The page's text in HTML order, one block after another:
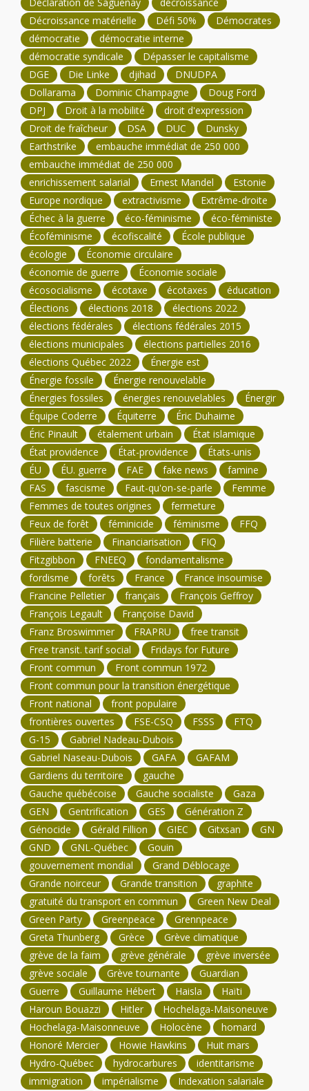
Décroissance matérielle
Défi 50%
Démocrates
démocratie
démocratie interne
démocratie syndicale
Dépasser le capitalisme
DGE
Die Linke djihad
DNUDPA
Dollarama
Dominic Champagne
Doug Ford
DPJ
Droit à la mobilité
droit d'expression
Droit de fraîcheur
DSA DUC
Dunsky
Earthstrike
embauche immédiat de 250 000
embauche immédiat de 250 000
enrichissement salarial
Ernest Mandel
Estonie
Europe nordique
extractivisme
Extrême-droite
Échec à la guerre
éco-féminisme
éco-féministe
Écoféminisme
écofiscalité
École publique
écologie
Économie circulaire
économie de guerre
Économie sociale
écosocialisme
écotaxe écotaxes
éducation
Élections
élections 2018
élections 2022
élections fédérales
élections fédérales 2015
élections municipales
élections partielles 2016
élections Québec 2022
Énergie est
Énergie fossile
Énergie renouvelable
Énergies fossiles
énergies renouvelables
Énergir
Équipe Coderre
Équiterre
Éric Duhaime
Éric Pinault
étalement urbain
État islamique
État providence
État-providence
États-unis
ÉU
ÉU. guerre FAE fake news
famine
FAS
fascisme Faut-qu'on-se-parle
Femme
Femmes de toutes origines
fermeture
Feux de forêt
féminicide féminisme
FFQ
Filière batterie
Financiarisation
FIQ
Fitzgibbon
FNEEQ
fondamentalisme
fordisme
forêts France
France insoumise
Francine Pelletier
français
François Geffroy
François Legault
Françoise David
Franz Broswimmer
FRAPRU
free transit
Free transit. tarif social
Fridays for Future
Front commun
Front commun 1972
Front commun pour la transition énergétique
Front national
front populaire
frontières ouvertes
FSE-CSQ FSSS
FTQ
G-15
Gabriel Nadeau-Dubois
Gabriel Naseau-Dubois
GAFA
GAFAM
Gardiens du territoire
gauche
Gauche québécoise
Gauche socialiste
Gaza
GEN
Gentrification GES
Génération Z
Génocide
Gérald Fillion GIEC Gitxsan
GN
GND
GNL-Québec
Gouin
gouvernement mondial
Grand Déblocage
Grande noirceur
Grande transition
graphite
gratuité du transport en commun
Green New Deal
Green Party
Greenpeace
Grennpeace
Greta Thunberg
Grèce
Grève climatique
grève de la faim
grève générale
grève inversée
grève sociale
Grève tournante
Guardian
Guerre
Guillaume Hébert Haisla
Haïti
Haroun Bouazzi
Hitler
Hochelaga-Maisoneuve
Hochelaga-Maisonneuve
Holocène
homard
Honoré Mercier
Howie Hawkins
Huit mars
Hydro-Québec
hydrocarbures
identitarisme
immigration
impérialisme
Indexation salariale